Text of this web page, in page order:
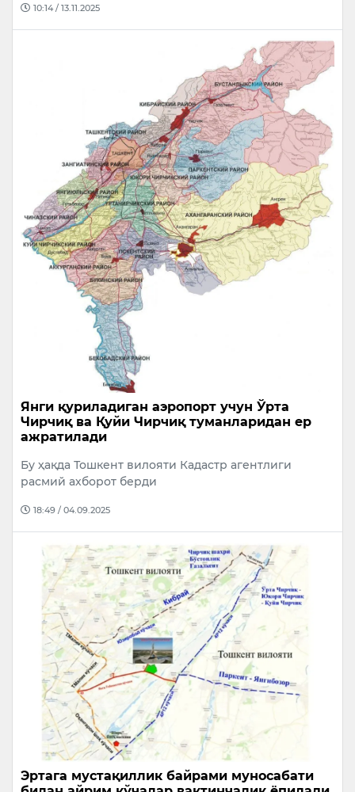
10:14 / 13.11.2025
Янги қуриладиган аэропорт учун Ўрта
Чирчиқ ва Қуйи Чирчиқ туманларидан ер
ажратилади
Бу ҳақда Тошкент вилояти Кадастр агентлиги
расмий ахборот берди
18:49 / 04.09.2025
Эртага мустақиллик байрами муносабати